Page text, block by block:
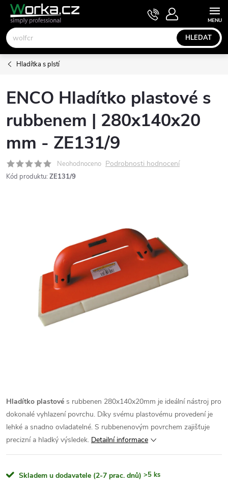
Přejít
obsah
HLEDAT
NÁKUPNÍ
KOŠÍK
Hladítka s plstí
ENCO Hladítko plastové s
rubbenem | 280x140x20
mm - ZE131/9
Neohodnoceno Podrobnosti hodnocení
Kód produktu: ZE131/9
Hladítko plastové s rubbenen 280x140x20mm je ideální nástroj pro
dokonalé vyhlazení povrchu. Díky svému plastovému provedení je
lehké a snadno ovladatelné. S rubbenenovým povrchem zajišťuje
precizní a hladký výsledek. Detailní informace
Skladem u dodavatele (2-7 prac. dnů) >5 ks